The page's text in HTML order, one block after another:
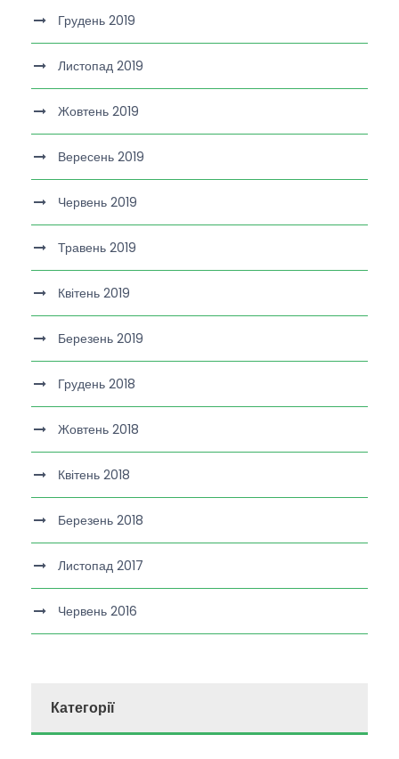
Грудень 2019
Листопад 2019
Жовтень 2019
Вересень 2019
Червень 2019
Травень 2019
Квітень 2019
Березень 2019
Грудень 2018
Жовтень 2018
Квітень 2018
Березень 2018
Листопад 2017
Червень 2016
Категорії